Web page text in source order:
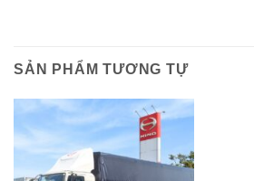
SẢN PHẨM TƯƠNG TỰ